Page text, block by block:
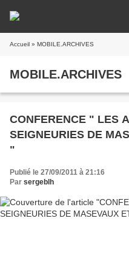
Accueil » MOBILE.ARCHIVES
MOBILE.ARCHIVES
CONFERENCE " LES
SEIGNEURIES DE
"
Publié le 27/09/2011 à 21:16
Par sergeblh